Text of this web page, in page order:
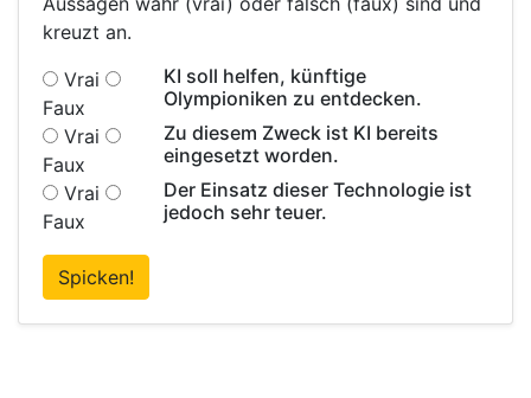
kreuzt an.
Vrai
Faux
KI soll helfen, künftige
Olympioniken zu entdecken.
Vrai
Faux
Zu diesem Zweck ist KI bereits
eingesetzt worden.
Vrai
Faux
Der Einsatz dieser Technologie ist
jedoch sehr teuer.
Spicken!